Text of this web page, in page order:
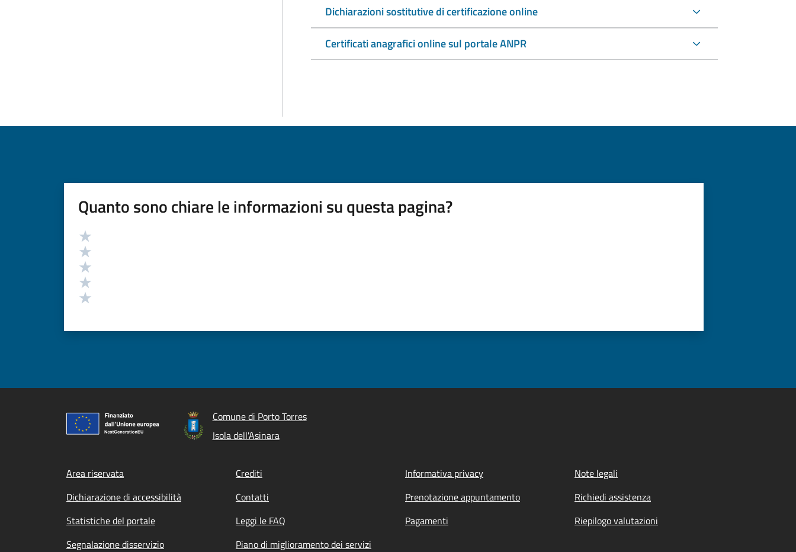
Dichiarazioni sostitutive di certificazione online
Certificati anagrafici online sul portale ANPR
Quanto sono chiare le informazioni su questa pagina?
Valutazione
Comune di Porto Torres
Isola dell'Asinara
Footer menu
Area riservata Crediti Informativa privacy
Note legali
Dichiarazione di accessibilità
Contatti Prenotazione appuntamento
Richiedi assistenza
Statistiche del portale
Leggi le FAQ Pagamenti
Riepilogo valutazioni
Segnalazione disservizio
Piano di miglioramento dei servizi